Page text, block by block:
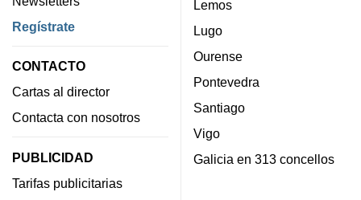
Regístrate
CONTACTO
Cartas al director
Contacta con nosotros
PUBLICIDAD
Tarifas publicitarias
Lemos
Lugo
Ourense
Pontevedra
Santiago
Vigo
Galicia en 313 concellos